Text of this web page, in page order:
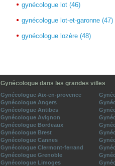
gynécologue lot (46)
gynécologue lot-et-garonne (47)
gynécologue lozère (48)
Gynécologue dans les grandes villes
Gynécologue Aix-en-provence
Gynécologue Angers
Gynécologue Antibes
Gynécologue Avignon
Gynécologue Bordeaux
Gynécologue Brest
Gynécologue Cannes
Gynécologue Clermont-ferrand
Gynécologue Grenoble
Gynécologue Limoges